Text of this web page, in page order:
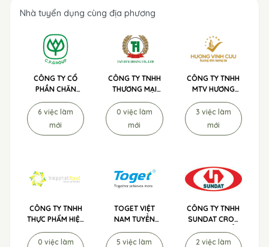
Nhà tuyển dụng cùng địa phương
CÔNG TY CỔ
PHẦN CHĂN
NUÔI C.P. VIỆT
NAM
6 việc làm
mới
CÔNG TY TNHH
THƯƠNG MẠI
DỊCH VỤ TƯ VẤN
MÔI TRƯỜNG
TÂN HUY
HOÀNG
0 việc làm
mới
CÔNG TY TNHH
MTV HƯƠNG
VĨNH CỬU
3 việc làm
mới
CÔNG TY TNHH
THỰC PHẨM HIỆP
PHÁT
0 việc làm
TOGET VIỆT
NAM TUYỂN
DỤNG
5 việc làm
CÔNG TY TNHH
SUNDAT CROP
SCIENCE TUYỂN
DỤNG
2 việc làm